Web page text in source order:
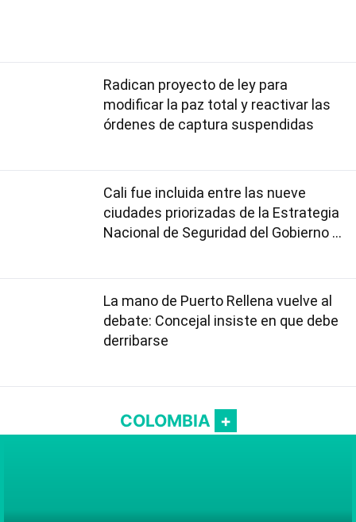
Radican proyecto de ley para
modificar la paz total y reactivar las
órdenes de captura suspendidas
Cali fue incluida entre las nueve
ciudades priorizadas de la Estrategia
Nacional de Seguridad del Gobierno de
La mano de Puerto Rellena vuelve al
debate: Concejal insiste en que debe
derribarse
COLOMBIA